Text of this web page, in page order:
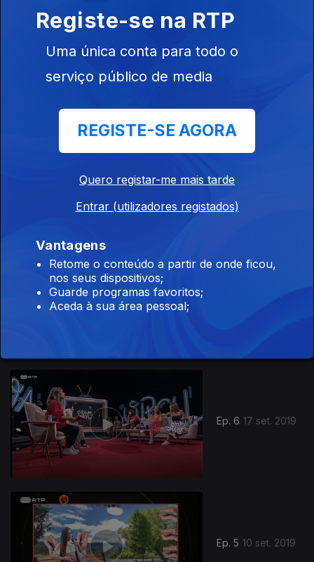
Ep. 9
Ep. 8
Ep. 6 17 set. 2019
Ep. 5 10 set. 2019
Registe-se na RTP
Uma única conta para todo o
serviço público de media
REGISTE-SE AGORA
Quero registar-me mais tarde
Entrar (utilizadores registados)
Vantagens
Retome o conteúdo a partir de onde ficou,
nos seus dispositivos;
Guarde programas favoritos;
Aceda à sua área pessoal;